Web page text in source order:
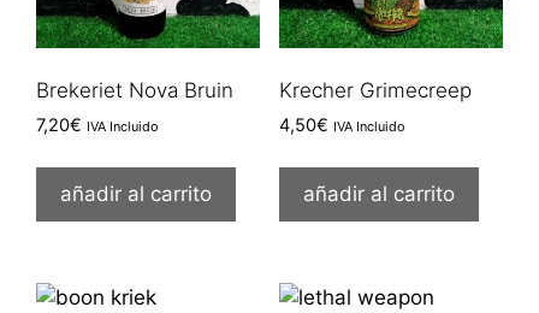
Brekeriet Nova Bruin
7,20€ IVA Incluido
añadir al carrito
Krecher Grimecreep
4,50€ IVA Incluido
añadir al carrito